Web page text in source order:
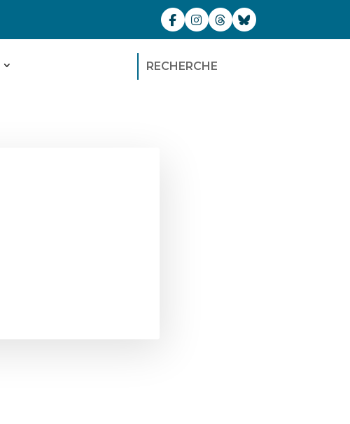
RECHERCHE